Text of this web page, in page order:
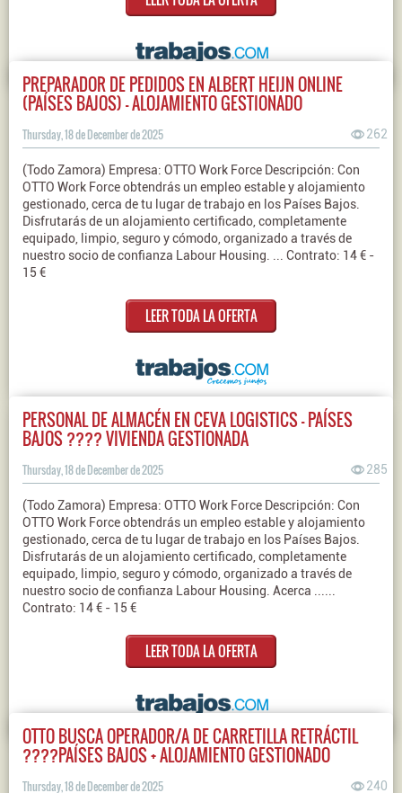
PREPARADOR DE PEDIDOS EN ALBERT HEIJN ONLINE
(PAÍSES BAJOS) - ALOJAMIENTO GESTIONADO
Thursday, 18 de December de 2025 262
(Todo Zamora) Empresa: OTTO Work Force Descripción: Con
OTTO Work Force obtendrás un empleo estable y alojamiento
gestionado, cerca de tu lugar de trabajo en los Países Bajos.
Disfrutarás de un alojamiento certificado, completamente
equipado, limpio, seguro y cómodo, organizado a través de
nuestro socio de confianza Labour Housing. ... Contrato: 14 € -
15 €
LEER TODA LA OFERTA
PERSONAL DE ALMACÉN EN CEVA LOGISTICS – PAÍSES
BAJOS ???? VIVIENDA GESTIONADA
Thursday, 18 de December de 2025 285
(Todo Zamora) Empresa: OTTO Work Force Descripción: Con
OTTO Work Force obtendrás un empleo estable y alojamiento
gestionado, cerca de tu lugar de trabajo en los Países Bajos.
Disfrutarás de un alojamiento certificado, completamente
equipado, limpio, seguro y cómodo, organizado a través de
nuestro socio de confianza Labour Housing. Acerca ......
Contrato: 14 € - 15 €
LEER TODA LA OFERTA
OTTO BUSCA OPERADOR/A DE CARRETILLA RETRÁCTIL
????PAÍSES BAJOS + ALOJAMIENTO GESTIONADO
Thursday, 18 de December de 2025 240